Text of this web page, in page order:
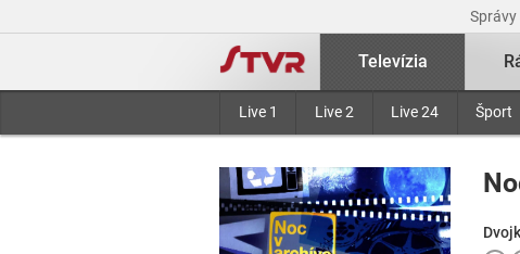
Správy
Televízia
Live 1 Live 2 Live 24 Šport